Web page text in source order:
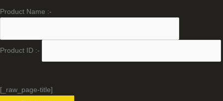
Product Name :-
Product ID :-
[_raw_page-title]